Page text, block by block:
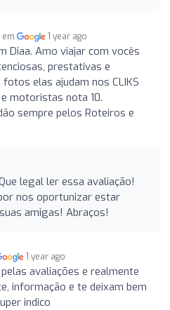
em 1 year ago
Diaa. Amo viajar com vocês
prestativas e
elas ajudam nos CLIKS
motoristas nota 10.
sempre pelos Roteiros e
legal ler essa avaliação!
nos oportunizar estar
amigas! Abraços!
1 year ago
pelas avaliações e realmente
informação e te deixam bem
indico